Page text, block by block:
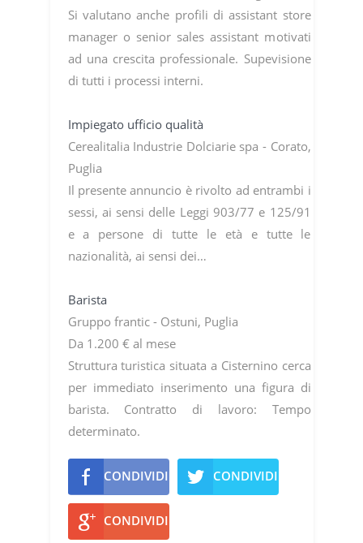
Si valutano anche profili di assistant store
manager o senior sales assistant motivati
ad una crescita professionale. Supevisione
di tutti i processi interni.
Impiegato ufficio qualità
Cerealitalia Industrie Dolciarie spa - Corato,
Puglia
Il presente annuncio è rivolto ad entrambi i
sessi, ai sensi delle Leggi 903/77 e 125/91
e a persone di tutte le età e tutte le
nazionalità, ai sensi dei…
Barista
Gruppo frantic - Ostuni, Puglia
Da 1.200 € al mese
Struttura turistica situata a Cisternino cerca
per immediato inserimento una figura di
barista. Contratto di lavoro: Tempo
determinato.
CONDIVIDI CONDIVIDI
CONDIVIDI